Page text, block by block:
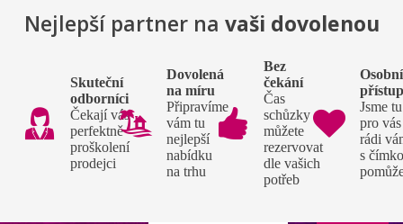
Nejlepší partner na vaši dovolenou
Skuteční
odborníci
Čekají vás
perfektně
proškolení
prodejci
Dovolená
na míru
Připravíme
vám tu
nejlepší
nabídku
na trhu
Bez
čekání
Čas
schůzky si
můžete
rezervovat
dle vašich
potřeb
Osobní
Jsme tu
pro
rádi
s